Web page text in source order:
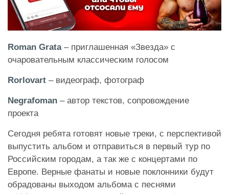
Roman Grata– приглашенная «Звезда» с
очаровательным классическим голосом
Rorlovart – видеограф, фотограф
Negrafoman – автор текстов, сопровождение
проекта
Сегодня ребята готовят новые треки, с перспективой
выпустить альбом и отправиться в первый тур по
Российским городам, а так же с концертами по
Европе. Верные фанаты и новые поклонники будут
обрадованы выходом альбома с песнями